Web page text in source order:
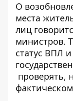
О
места
лиц
министров.
статус ВПЛ
проверять,